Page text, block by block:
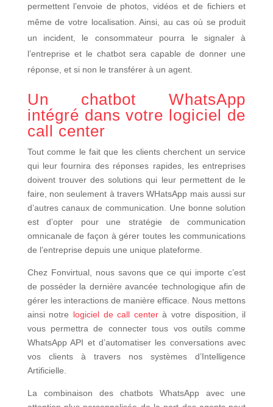
permettent l’envoie de photos, vidéos et de fichiers et
même de votre localisation. Ainsi, au cas où se produit
un incident, le consommateur pourra le signaler à
l’entreprise et le chatbot sera capable de donner une
réponse, et si non le transférer à un agent.
Un chatbot WhatsApp
intégré dans votre logiciel de
call center
Tout comme le fait que les clients cherchent un service
qui leur fournira des réponses rapides, les entreprises
doivent trouver des solutions qui leur permettent de le
faire, non seulement à travers WHatsApp mais aussi sur
d’autres canaux de communication. Une bonne solution
est d’opter pour une stratégie de communication
omnicanale de façon à gérer toutes les communications
de l’entreprise depuis une unique plateforme.
Chez Fonvirtual, nous savons que ce qui importe c’est
de posséder la dernière avancée technologique afin de
gérer les interactions de manière efficace. Nous mettons
ainsi notre logiciel de call centerà votre disposition, il
vous permettra de connecter tous vos outils comme
WhatsApp API et d’automatiser les conversations avec
vos clients à travers nos systèmes d’Intelligence
Artificielle.
La combinaison des chatbots WhatsApp avec une